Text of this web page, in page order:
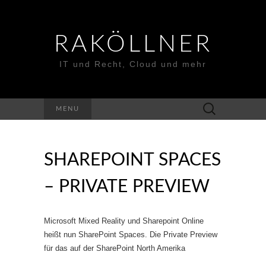
RAKÖLLNER
IT und Recht, Cloud und mehr
MENU
Suchen
nach:
SHAREPOINT SPACES
– PRIVATE PREVIEW
Microsoft Mixed Reality und Sharepoint Online
heißt nun SharePoint Spaces. Die Private Preview
für das auf der SharePoint North Amerika